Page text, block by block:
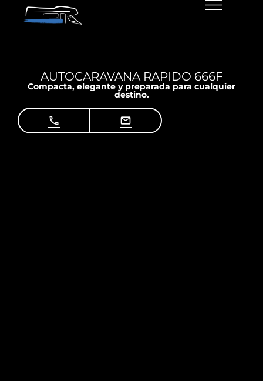
AUTOCARAVANA RAPIDO 666F
Compacta, elegante y preparada para cualquier
destino.